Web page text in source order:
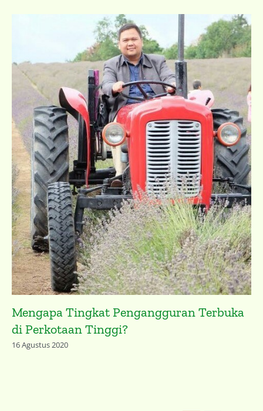
Mengapa Tingkat Pengangguran Terbuka
di Perkotaan Tinggi?
16 Agustus 2020